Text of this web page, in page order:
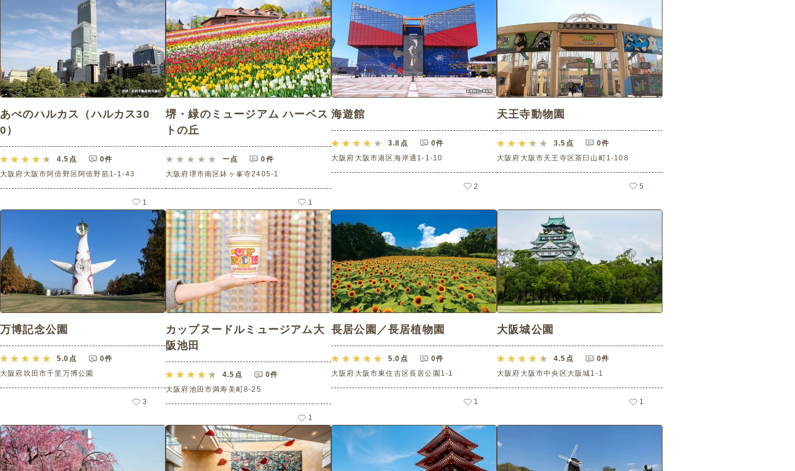
あべのハルカス（ハルカス30
0）
4.5 点
0件
大阪府大阪市阿倍野区阿倍野筋1-1-43
1
堺・緑のミュージアム ハーベス
トの丘
ー点
0件
大阪府堺市南区鉢ヶ峯寺2405-1
1
海遊館
3.8 点
0件
大阪府大阪市港区海岸通1-1-10
2
天王寺動物園
3.5 点
0件
大阪府大阪市天王寺区茶臼山町1-108
5
万博記念公園
5.0 点
0件
大阪府吹田市千里万博公園
3
カップヌードルミュージアム大
阪池田
4.5 点
0件
大阪府池田市満寿美町8-25
1
長居公園／長居植物園
5.0 点
0件
大阪府大阪市東住吉区長居公園1-1
1
大阪城公園
4.5 点
0件
大阪府大阪市中央区大阪城1‐1
1